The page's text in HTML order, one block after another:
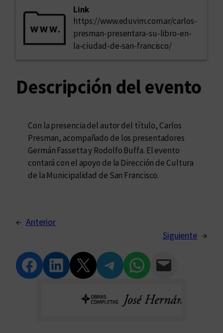
Link
https://www.eduvim.com.ar/carlos-
presman-presentara-su-libro-en-
la-ciudad-de-san-francisco/
Descripción del evento
Con la presencia del autor del título, Carlos
Presman, acompañado de los presentadores
Germán Fassetta y Rodolfo Buffa. El evento
contará con el apoyo de la Dirección de Cultura
de la Municipalidad de San Francisco.
← Anterior
Siguiente →
Compartir en Facebook Compartir en LinkedIn Compartir en Twitter Compartir en Telegram Compartir en WhatsApp Compartir vía Email